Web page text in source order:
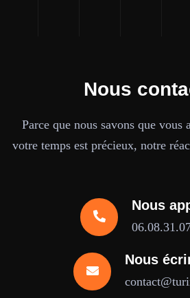
Nous
Parce que nous savons que vous
votre temps est précieux, notre
Nous
Nous